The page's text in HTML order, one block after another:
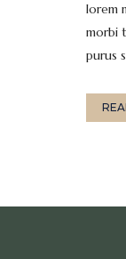
lorem
morbi
purus